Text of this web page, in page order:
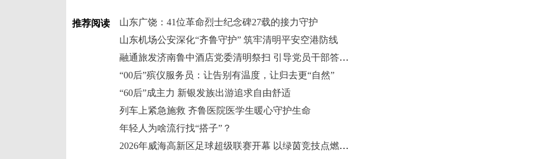
推荐阅读
山东广饶：41位革命烈士纪念碑27载的接力守护
山东机场公安深化“齐鲁守护” 筑牢清明平安空港防线
融通旅发济南鲁中酒店党委清明祭扫 引导党员干部答好政绩观“三问”
“00后”殡仪服务员：让告别有温度，让归去更“自然”
“60后”成主力 新银发族出游追求自由舒适
列车上紧急施救 齐鲁医院医学生暖心守护生命
年轻人为啥流行找“搭子”？
2026年威海高新区足球超级联赛开幕 以绿茵竞技点燃健身热情